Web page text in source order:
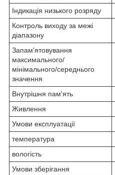
Індикація низького розряду
Контроль виходу за межі
діапазону
Запам'ятовування
максимального/
мінімального/середнього
значення
Внутрішня пам'ять
Живлення
Умови експлуатації
температура
вологість
Умови зберігання